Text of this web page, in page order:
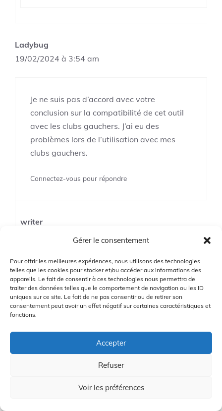
Gérer le consentement
Pour offrir les meilleures expériences, nous utilisons des technologies
telles que les cookies pour stocker et/ou accéder aux informations des
appareils. Le fait de consentir à ces technologies nous permettra de
traiter des données telles que le comportement de navigation ou les ID
uniques sur ce site. Le fait de ne pas consentir ou de retirer son
consentement peut avoir un effet négatif sur certaines caractéristiques et
fonctions.
Accepter
Refuser
Voir les préférences
Ladybug
19/02/2024 à 3:54 am
Je ne suis pas d’accord avec votre
conclusion sur la compatibilité de cet outil
avec les clubs gauchers. J’ai eu des
problèmes lors de l’utilisation avec mes
clubs gauchers.
Connectez-vous pour répondre
writer
22/02/2024 à 3:38 am
Je suis désolé d’entendre que vous avez
rencontré des problèmes avec les clubs
gauchers. J’ai personnellement utilisé
l’outil avec des clubs gauchers sans aucun
problème. Cependant, chaque expérience
peut être différente. Avez-vous essayé de
contacter le service client pour obtenir de